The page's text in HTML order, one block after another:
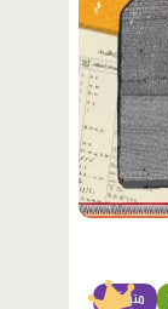
متوسّط